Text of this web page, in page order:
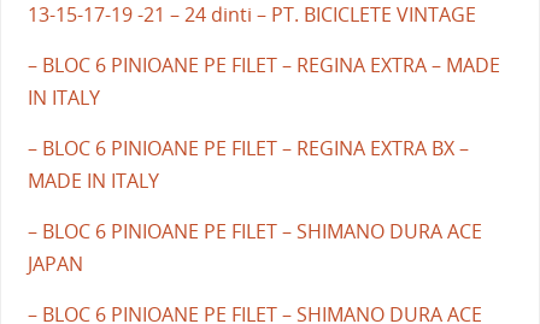
13-15-17-19 -21 – 24 dinti – PT. BICICLETE VINTAGE
– BLOC 6 PINIOANE PE FILET – REGINA EXTRA – MADE
IN ITALY
– BLOC 6 PINIOANE PE FILET – REGINA EXTRA BX –
MADE IN ITALY
– BLOC 6 PINIOANE PE FILET – SHIMANO DURA ACE
JAPAN
– BLOC 6 PINIOANE PE FILET – SHIMANO DURA ACE